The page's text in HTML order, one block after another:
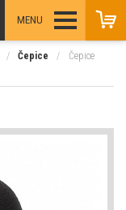
MENU
/ Čepice /
Čepice